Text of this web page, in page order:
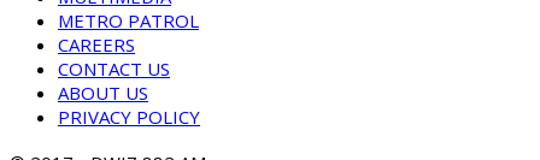
METRO PATROL
CAREERS
CONTACT US
ABOUT US
PRIVACY POLICY